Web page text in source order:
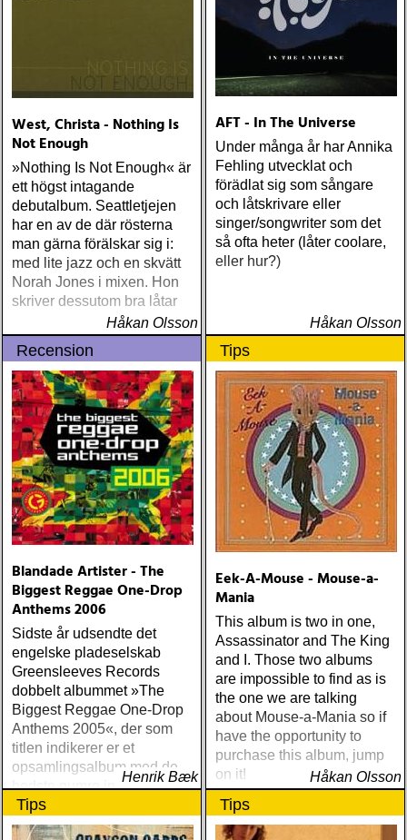
West, Christa - Nothing Is
Not Enough
»Nothing Is Not Enough« är
ett högst intagande
debutalbum. Seattletjejen
har en av de där rösterna
man gärna förälskar sig i:
med lite jazz och en skvätt
Norah Jones i mixen. Hon
skriver dessutom bra låtar
Håkan Olsson
AFT - In The Universe
Under många år har Annika
Fehling utvecklat och
förädlat sig som sångare
och låtskrivare eller
singer/songwriter som det
så ofta heter (låter coolare,
eller hur?)
Håkan Olsson
Recension
Blandade Artister - The
Biggest Reggae One-Drop
Anthems 2006
Sidste år udsendte det
engelske pladeselskab
Greensleeves Records
dobbelt albummet »The
Biggest Reggae One-Drop
Anthems 2005«, der som
titlen indikerer er et
opsamlingsalbum med de
bedste numre indenfor den
populære reggaestil kaldet
one-drop
Henrik Bæk
Tips
Eek-A-Mouse - Mouse-a-
Mania
This album is two in one,
Assassinator and The King
and I. Those two albums
are impossible to find as is
the one we are talking
about Mouse-a-Mania so if
have the opportunity to
purchase this album, jump
on it!
Håkan Olsson
Tips Tips